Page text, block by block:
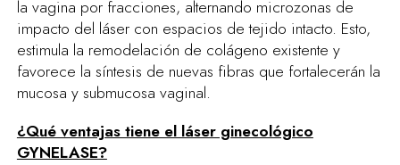
la vagina por fracciones, alternando microzonas de
impacto del láser con espacios de tejido intacto. Esto,
estimula la remodelación de colágeno existente y
favorece la síntesis de nuevas fibras que fortalecerán la
mucosa y submucosa vaginal.
¿Qué ventajas tiene el láser ginecológico
GYNELASE?